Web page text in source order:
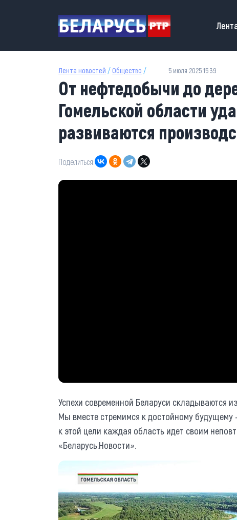
Main
Лента новостей / Общество / 5 июля 2025 15:39
От нефтедобычи до
Гомельской области
развиваются
Поделиться:
Успехи современной Беларуси складываются
Мы вместе стремимся к достойному
к этой цели каждая область идет своим
«Беларусь.Новости».